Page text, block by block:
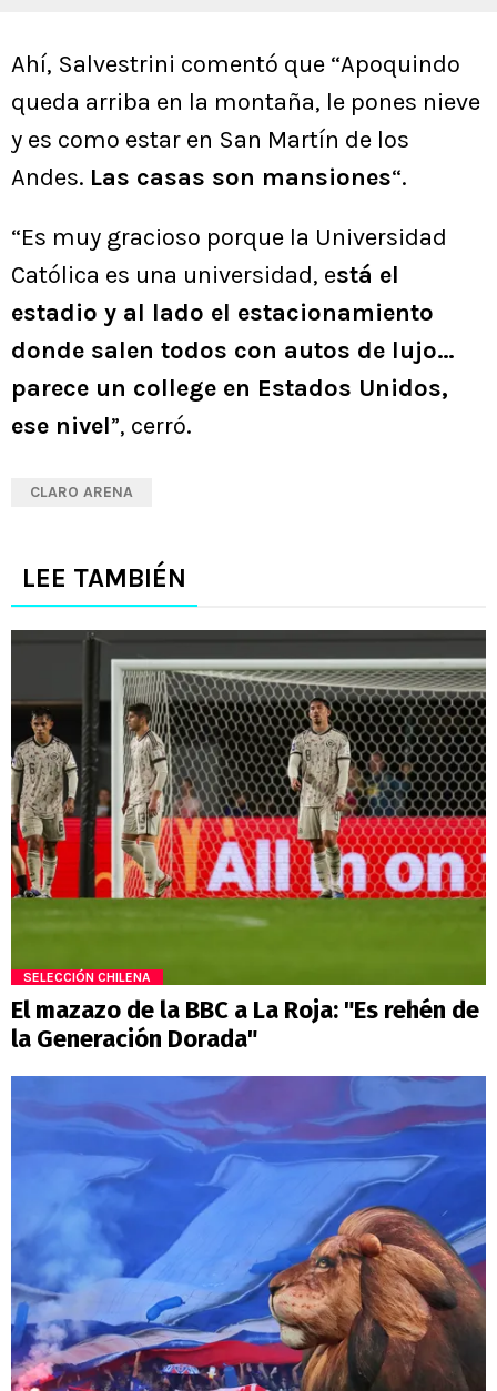
Ahí, Salvestrini comentó que “Apoquindo
queda arriba en la montaña, le pones nieve
y es como estar en San Martín de los
Andes. Las casas son mansiones“.
“Es muy gracioso porque la Universidad
Católica es una universidad, está el
estadio y al lado el estacionamiento
donde salen todos con autos de lujo…
parece un college en Estados Unidos,
ese nivel”, cerró.
CLARO ARENA
LEE TAMBIÉN
SELECCIÓN CHILENA
El mazazo de la BBC a La Roja: "Es rehén de
la Generación Dorada"